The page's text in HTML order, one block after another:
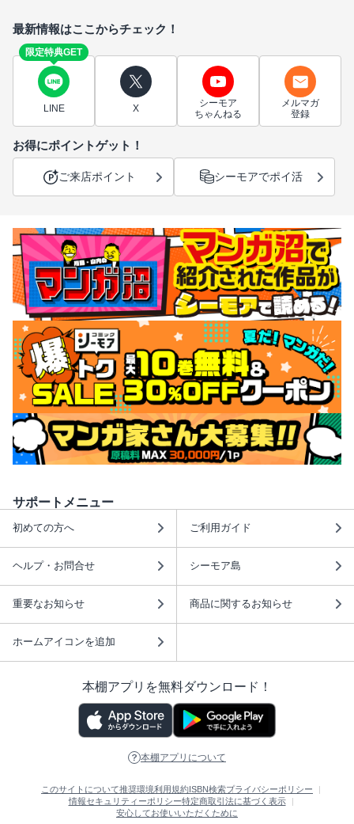
最新情報はここからチェック！
限定特典GET
LINE X
シーモア
ちゃんねる
メルマガ
登録
お得にポイントゲット！
ご来店ポイント シーモアでポイ活
サポートメニュー
初めての方へ ご利用ガイド
ヘルプ・お問合せ シーモア島
重要なお知らせ 商品に関するお知らせ
ホームアイコンを追加
本棚アプリを無料ダウンロード！
本棚アプリについて
このサイトについて推奨環境利用規約ISBN検索プライバシーポリシー
情報セキュリティーポリシー特定商取引法に基づく表示
安心してお使いいただくために